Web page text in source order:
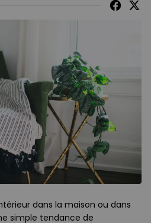
dans la maison ou dans
simple tendance de